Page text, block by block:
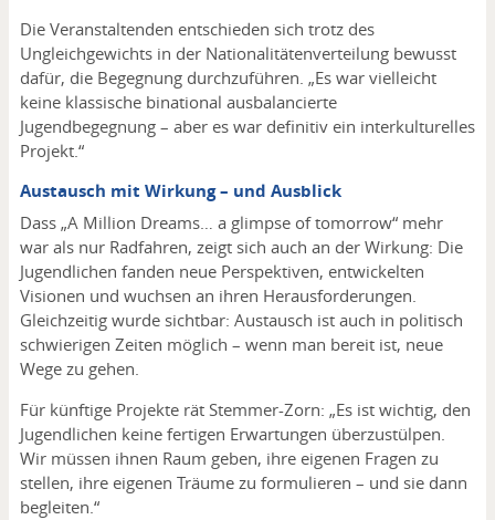
Die Veranstaltenden entschieden sich trotz des
Ungleichgewichts in der Nationalitätenverteilung bewusst
dafür, die Begegnung durchzuführen. „Es war vielleicht
keine klassische binational ausbalancierte
Jugendbegegnung – aber es war definitiv ein interkulturelles
Projekt.“
Austausch mit Wirkung – und Ausblick
Dass „A Million Dreams… a glimpse of tomorrow“ mehr
war als nur Radfahren, zeigt sich auch an der Wirkung: Die
Jugendlichen fanden neue Perspektiven, entwickelten
Visionen und wuchsen an ihren Herausforderungen.
Gleichzeitig wurde sichtbar: Austausch ist auch in politisch
schwierigen Zeiten möglich – wenn man bereit ist, neue
Wege zu gehen.
Für künftige Projekte rät Stemmer-Zorn: „Es ist wichtig, den
Jugendlichen keine fertigen Erwartungen überzustülpen.
Wir müssen ihnen Raum geben, ihre eigenen Fragen zu
stellen, ihre eigenen Träume zu formulieren – und sie dann
begleiten.“